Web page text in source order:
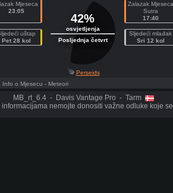
Mjeseca
23:05
uštap
Pet 28 kol
42%
osvjetljenja
Posljednja četvrt
Zalazak Mjeseca
Sutra
17:40
Sljedeći mlađak
Sri 12 kol
Perseids
Info o Mjesecu - Meteori
MB_rt_6.4 - Davis Vantage Pro - Tarm
nemojte donositi važne odluke koje